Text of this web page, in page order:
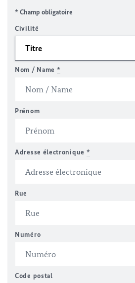
* Champ obligatoire
Civilité
Nom / Name *
Prénom
Adresse électronique *
Rue
Numéro
Code postal